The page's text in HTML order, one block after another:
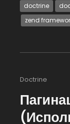
doctrine
zend
Doctrine